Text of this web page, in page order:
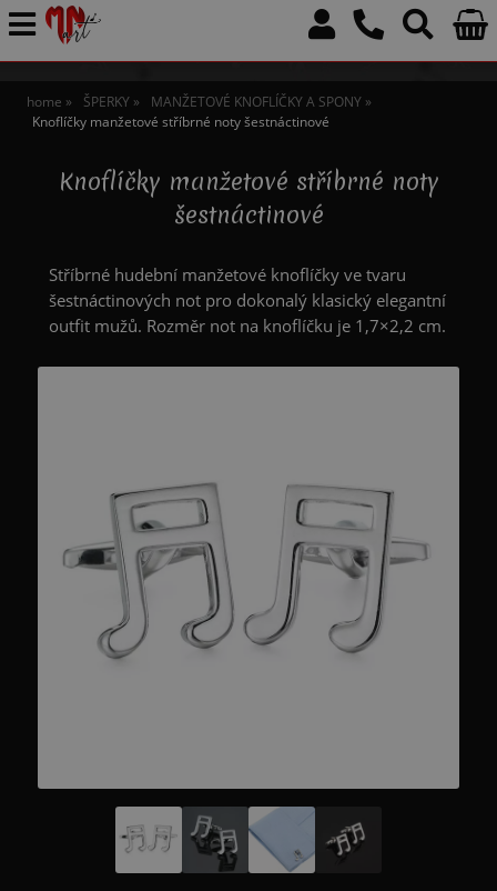
home ŠPERKY
MANŽETOVÉ KNOFLÍČKY A SPONY
Knoflíčky manžetové stříbrné noty šestnáctinové
Knoflíčky manžetové stříbrné noty
šestnáctinové
Stříbrné hudební manžetové knoflíčky ve tvaru
šestnáctinových not pro dokonalý klasický elegantní
outfit mužů. Rozměr not na knoflíčku je 1,7×2,2 cm.